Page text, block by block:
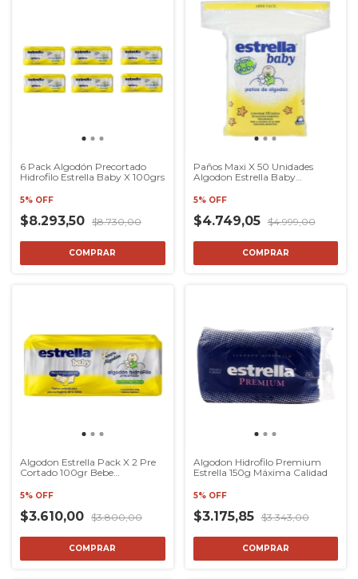
6 Pack Algodón Precortado
Hidrofilo Estrella Baby X 100grs
5% OFF
$8.293,50 $8.730,00
Paños Maxi X 50 Unidades
Algodon Estrella Baby
5% OFF
$4.749,05 $4.999,00
Algodon Estrella Pack X 2 Pre
Cortado 100gr Bebe
5% OFF
$3.610,00 $3.800,00
Algodon Hidrofilo Premium
Estrella 150g Máxima Calidad
5% OFF
$3.175,85 $3.343,00